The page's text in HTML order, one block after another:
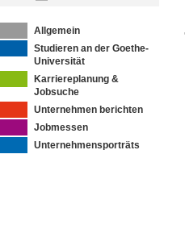
Allgemein
Studieren an der Goethe-
Universität
Karriereplanung &
Jobsuche
Unternehmen berichten
Jobmessen
Unternehmensporträts